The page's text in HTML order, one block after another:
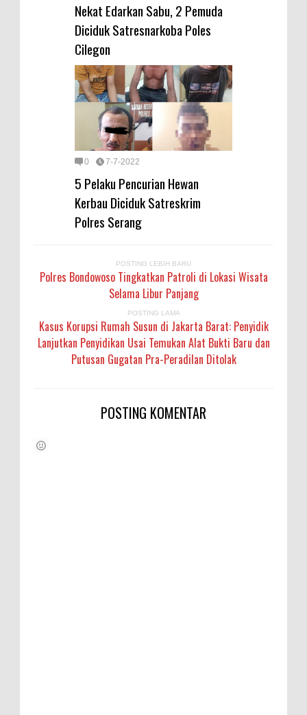
Nekat Edarkan Sabu, 2 Pemuda
Diciduk Satresnarkoba Poles
Cilegon
0 7-7-2022
5 Pelaku Pencurian Hewan
Kerbau Diciduk Satreskrim
Polres Serang
POSTING LEBIH BARU
Polres Bondowoso Tingkatkan Patroli di Lokasi Wisata
Selama Libur Panjang
POSTING LAMA
Kasus Korupsi Rumah Susun di Jakarta Barat: Penyidik
Lanjutkan Penyidikan Usai Temukan Alat Bukti Baru dan
Putusan Gugatan Pra-Peradilan Ditolak
POSTING KOMENTAR